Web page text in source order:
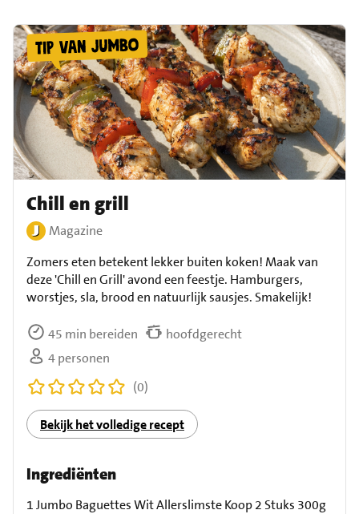
Chill en grill
Magazine
Zomers eten betekent lekker buiten koken! Maak van
deze 'Chill en Grill' avond een feestje. Hamburgers,
worstjes, sla, brood en natuurlijk sausjes. Smakelijk!
45 min bereiden
hoofdgerecht
4 personen
(0)
Bekijk het volledige recept
Ingrediënten
1 Jumbo Baguettes Wit Allerslimste Koop 2 Stuks 300g